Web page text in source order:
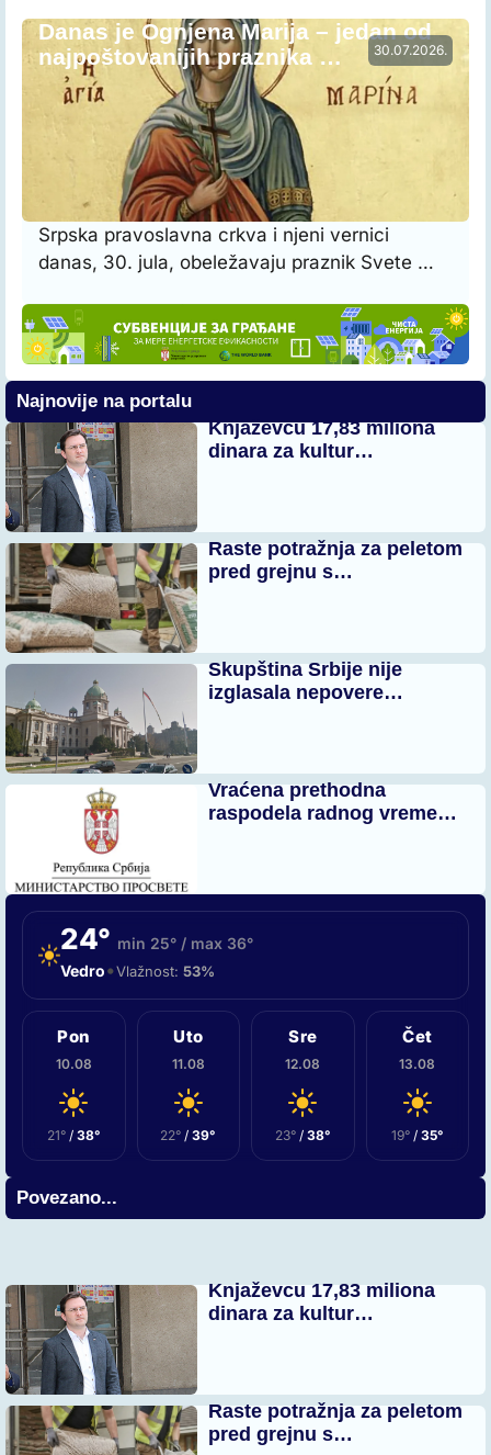
30.07.2026.
Danas je Ognjena Marija – jedan od
najpoštovanijih praznika …
Srpska pravoslavna crkva i njeni vernici
danas, 30. jula, obeležavaju praznik Svete …
Najnovije na portalu
Knjaževcu 17,83 miliona
dinara za kultur…
Raste potražnja za peletom
pred grejnu s…
Skupština Srbije nije
izglasala nepovere…
Vraćena prethodna
raspodela radnog vreme…
24° min 25° / max 36°
Vedro•Vlažnost: 53%
Pon
10.08
21°/ 38°
Uto
11.08
22° /39°
Sre
12.08
23°/ 38°
Čet
13.08
19°/ 35°
Povezano...
Knjaževcu 17,83 miliona
dinara za kultur…
Raste potražnja za peletom
pred grejnu s…